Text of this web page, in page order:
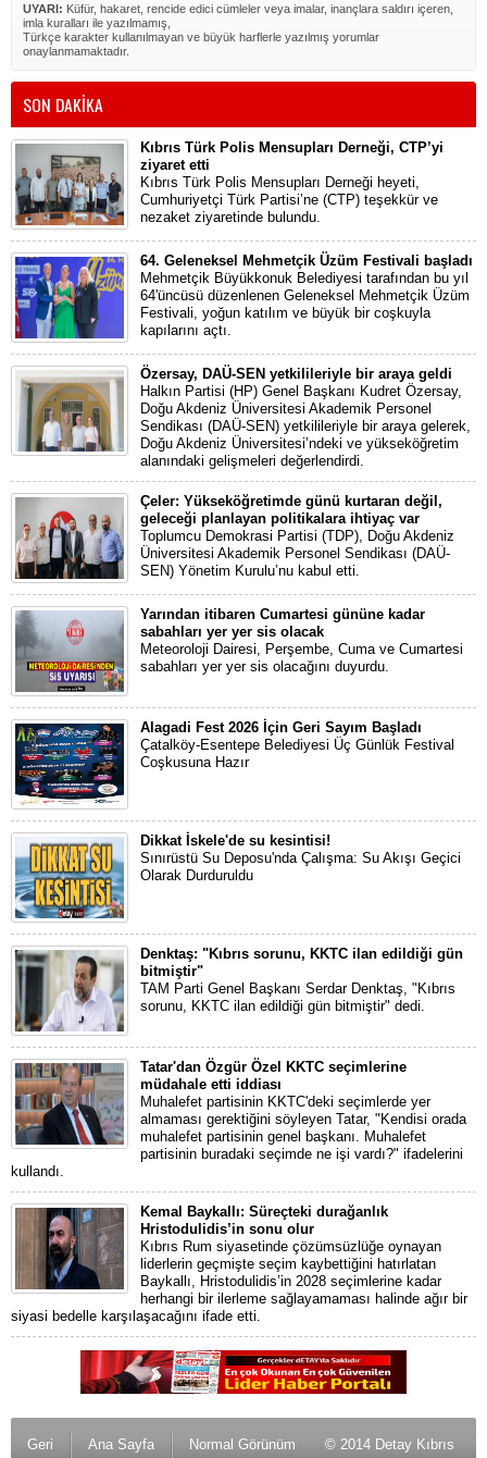
UYARI: Küfür, hakaret, rencide edici cümleler veya imalar, inançlara saldırı içeren,
imla kuralları ile yazılmamış,
Türkçe karakter kullanılmayan ve büyük harflerle yazılmış yorumlar
onaylanmamaktadır.
SON DAKİKA
Kıbrıs Türk Polis Mensupları Derneği, CTP’yi
ziyaret etti
Kıbrıs Türk Polis Mensupları Derneği heyeti,
Cumhuriyetçi Türk Partisi’ne (CTP) teşekkür ve
nezaket ziyaretinde bulundu.
64. Geleneksel Mehmetçik Üzüm Festivali başladı
Mehmetçik Büyükkonuk Belediyesi tarafından bu yıl
64'üncüsü düzenlenen Geleneksel Mehmetçik Üzüm
Festivali, yoğun katılım ve büyük bir coşkuyla
kapılarını açtı.
Özersay, DAÜ-SEN yetkilileriyle bir araya geldi
Halkın Partisi (HP) Genel Başkanı Kudret Özersay,
Doğu Akdeniz Üniversitesi Akademik Personel
Sendikası (DAÜ-SEN) yetkilileriyle bir araya gelerek,
Doğu Akdeniz Üniversitesi’ndeki ve yükseköğretim
alanındaki gelişmeleri değerlendirdi.
Çeler: Yükseköğretimde günü kurtaran değil,
geleceği planlayan politikalara ihtiyaç var
Toplumcu Demokrasi Partisi (TDP), Doğu Akdeniz
Üniversitesi Akademik Personel Sendikası (DAÜ-
SEN) Yönetim Kurulu’nu kabul etti.
Yarından itibaren Cumartesi gününe kadar
sabahları yer yer sis olacak
Meteoroloji Dairesi, Perşembe, Cuma ve Cumartesi
sabahları yer yer sis olacağını duyurdu.
Alagadi Fest 2026 İçin Geri Sayım Başladı
Çatalköy-Esentepe Belediyesi Üç Günlük Festival
Coşkusuna Hazır
Dikkat İskele'de su kesintisi!
Sınırüstü Su Deposu'nda Çalışma: Su Akışı Geçici
Olarak Durduruldu
Denktaş: "Kıbrıs sorunu, KKTC ilan edildiği gün
bitmiştir"
TAM Parti Genel Başkanı Serdar Denktaş, "Kıbrıs
sorunu, KKTC ilan edildiği gün bitmiştir" dedi.
Tatar'dan Özgür Özel KKTC seçimlerine
müdahale etti iddiası
Muhalefet partisinin KKTC'deki seçimlerde yer
almaması gerektiğini söyleyen Tatar, "Kendisi orada
muhalefet partisinin genel başkanı. Muhalefet
partisinin buradaki seçimde ne işi vardı?" ifadelerini
kullandı.
Kemal Baykallı: Süreçteki durağanlık
Hristodulidis’in sonu olur
Kıbrıs Rum siyasetinde çözümsüzlüğe oynayan
liderlerin geçmişte seçim kaybettiğini hatırlatan
Baykallı, Hristodulidis’in 2028 seçimlerine kadar
herhangi bir ilerleme sağlayamaması halinde ağır bir
siyasi bedelle karşılaşacağını ifade etti.
Geri Ana Sayfa Normal Görünüm © 2014 Detay Kıbrıs